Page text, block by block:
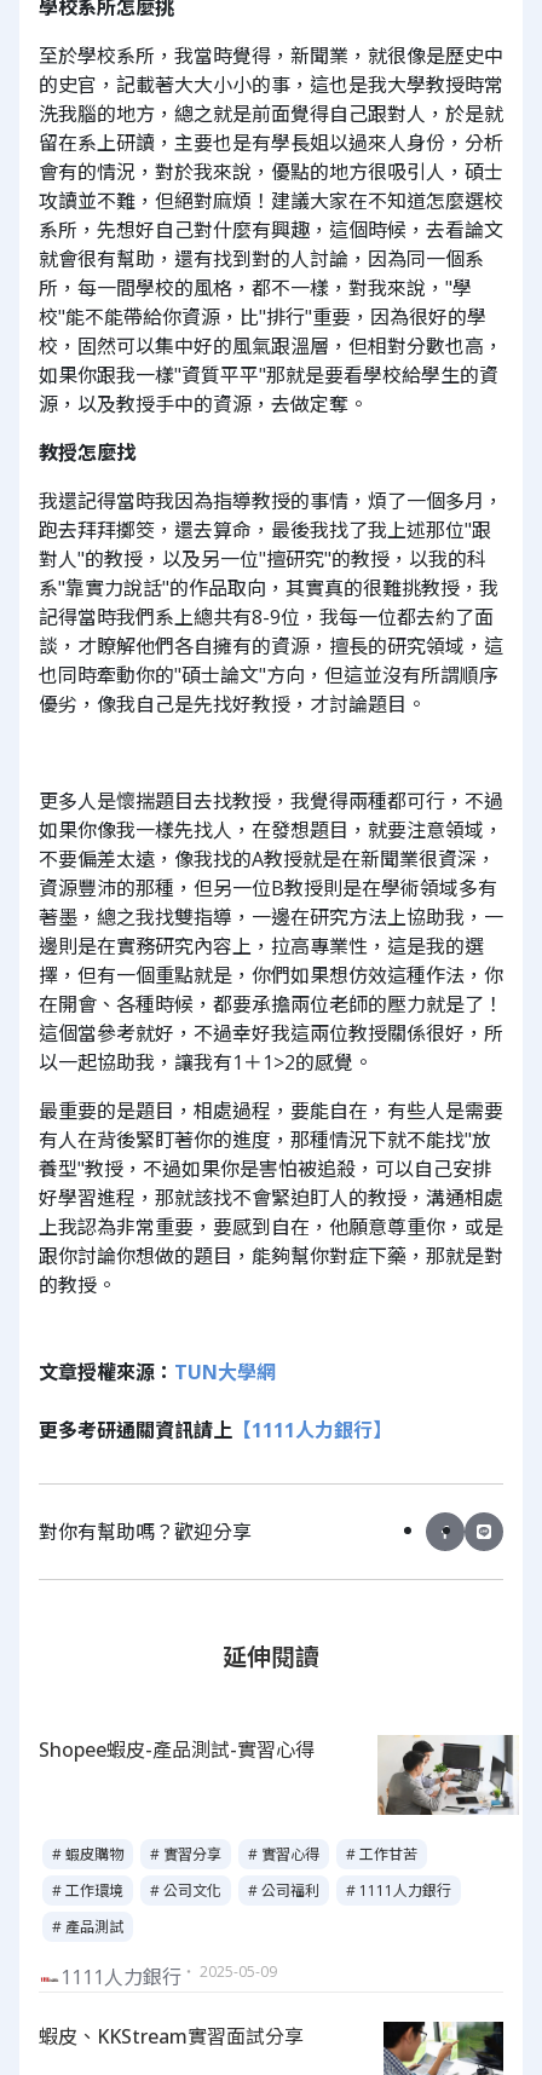
學校系所怎麼挑
至於學校系所，我當時覺得，新聞業，就很像是歷史中
的史官，記載著大大小小的事，這也是我大學教授時常
洗我腦的地方，總之就是前面覺得自己跟對人，於是就
留在系上研讀，主要也是有學長姐以過來人身份，分析
會有的情況，對於我來說，優點的地方很吸引人，碩士
攻讀並不難，但絕對麻煩！建議大家在不知道怎麼選校
系所，先想好自己對什麼有興趣，這個時候，去看論文
就會很有幫助，還有找到對的人討論，因為同一個系
所，每一間學校的風格，都不一樣，對我來說，"學
校"能不能帶給你資源，比"排行"重要，因為很好的學
校，固然可以集中好的風氣跟溫層，但相對分數也高，
如果你跟我一樣"資質平平"那就是要看學校給學生的資
源，以及教授手中的資源，去做定奪。
教授怎麼找
我還記得當時我因為指導教授的事情，煩了一個多月，
跑去拜拜擲筊，還去算命，最後我找了我上述那位"跟
對人"的教授，以及另一位"擅研究"的教授，以我的科
系"靠實力說話"的作品取向，其實真的很難挑教授，我
記得當時我們系上總共有8-9位，我每一位都去約了面
談，才瞭解他們各自擁有的資源，擅長的研究領域，這
也同時牽動你的"碩士論文"方向，但這並沒有所謂順序
優劣，像我自己是先找好教授，才討論題目。
更多人是懷揣題目去找教授，我覺得兩種都可行，不過
如果你像我一樣先找人，在發想題目，就要注意領域，
不要偏差太遠，像我找的A教授就是在新聞業很資深，
資源豐沛的那種，但另一位B教授則是在學術領域多有
著墨，總之我找雙指導，一邊在研究方法上協助我，一
邊則是在實務研究內容上，拉高專業性，這是我的選
擇，但有一個重點就是，你們如果想仿效這種作法，你
在開會、各種時候，都要承擔兩位老師的壓力就是了！
這個當參考就好，不過幸好我這兩位教授關係很好，所
以一起協助我，讓我有1＋1>2的感覺。
最重要的是題目，相處過程，要能自在，有些人是需要
有人在背後緊盯著你的進度，那種情況下就不能找"放
養型"教授，不過如果你是害怕被追殺，可以自己安排
好學習進程，那就該找不會緊迫盯人的教授，溝通相處
上我認為非常重要，要感到自在，他願意尊重你，或是
跟你討論你想做的題目，能夠幫你對症下藥，那就是對
的教授。
文章授權來源： TUN大學網
更多考研通關資訊請上 【1111人力銀行】
對你有幫助嗎？歡迎分享
延伸閱讀
Shopee蝦皮-產品測試-實習心得
# 蝦皮購物 # 實習分享 # 實習心得
# 工作甘苦
# 工作環境
# 公司文化 # 公司福利
# 1111人力銀行
# 產品測試
1111人力銀行 ・ 2025-05-09
蝦皮、KKStream實習面試分享